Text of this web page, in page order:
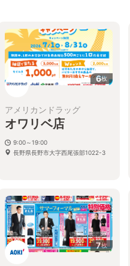
6枚
アメリカンドラッグ
オワリベ店
9:00～19:00
長野県長野市大字西尾張部1022-3
7枚